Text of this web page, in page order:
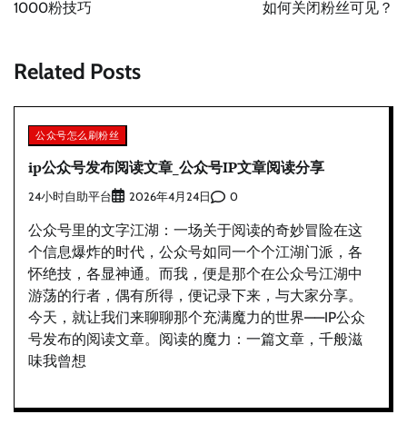
导
1000粉技巧
如何关闭粉丝可见？
Related Posts
公众号怎么刷粉丝
ip公众号发布阅读文章_公众号IP文章阅读分享
24小时自助平台 2026年4月24日 0
公众号里的文字江湖：一场关于阅读的奇妙冒险在这
个信息爆炸的时代，公众号如同一个个江湖门派，各
怀绝技，各显神通。而我，便是那个在公众号江湖中
游荡的行者，偶有所得，便记录下来，与大家分享。
今天，就让我们来聊聊那个充满魔力的世界——IP公众
号发布的阅读文章。阅读的魔力：一篇文章，千般滋
味我曾想